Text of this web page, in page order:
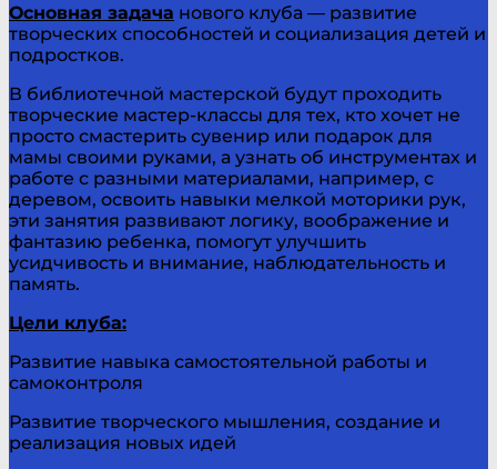
Основная задача нового клуба — развитие
творческих способностей и социализация детей и
подростков.
В библиотечной мастерской будут проходить
творческие мастер-классы для тех, кто хочет не
просто смастерить сувенир или подарок для
мамы своими руками, а узнать об инструментах и
работе с разными материалами, например, с
деревом, освоить навыки мелкой моторики рук,
эти занятия развивают логику, воображение и
фантазию ребенка, помогут улучшить
усидчивость и внимание, наблюдательность и
память.
Цели клуба:
Развитие навыка самостоятельной работы и
самоконтроля
Развитие творческого мышления, создание и
реализация новых идей